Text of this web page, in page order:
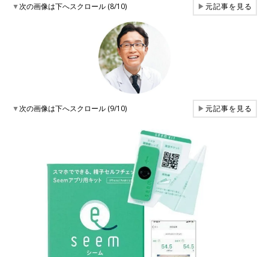
▼次の画像は下へスクロール (8/10) ▶元記事を見る
▼次の画像は下へスクロール (9/10) ▶元記事を見る